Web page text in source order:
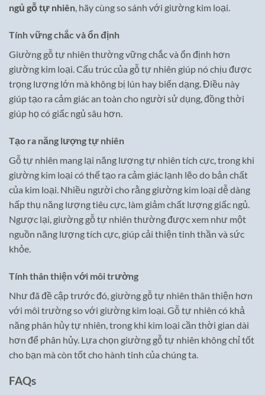
ngủ gỗ tự nhiên, hãy cùng so sánh với giường kim loại.
Tính vững chắc và ổn định
Giường gỗ tự nhiên thường vững chắc và ổn định hơn
giường kim loại. Cấu trúc của gỗ tự nhiên giúp nó chịu được
trọng lượng lớn mà không bị lún hay biến dạng. Điều này
giúp tạo ra cảm giác an toàn cho người sử dụng, đồng thời
giúp họ có giấc ngủ sâu hơn.
Tạo ra năng lượng tự nhiên
Gỗ tự nhiên mang lại năng lượng tự nhiên tích cực, trong khi
giường kim loại có thể tạo ra cảm giác lạnh lẽo do bản chất
của kim loại. Nhiều người cho rằng giường kim loại dễ dàng
hấp thụ năng lượng tiêu cực, làm giảm chất lượng giấc ngủ.
Ngược lại, giường gỗ tự nhiên thường được xem như một
nguồn năng lượng tích cực, giúp cải thiện tinh thần và sức
khỏe.
Tính thân thiện với môi trường
Như đã đề cập trước đó, giường gỗ tự nhiên thân thiện hơn
với môi trường so với giường kim loại. Gỗ tự nhiên có khả
năng phân hủy tự nhiên, trong khi kim loại cần thời gian dài
hơn để phân hủy. Lựa chọn giường gỗ tự nhiên không chỉ tốt
cho bạn mà còn tốt cho hành tinh của chúng ta.
FAQs